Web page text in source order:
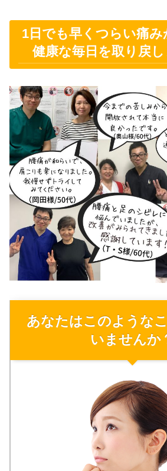
1日でも早くつらい痛
健康な毎日を取り戻し
あなたはこのような
いませんか